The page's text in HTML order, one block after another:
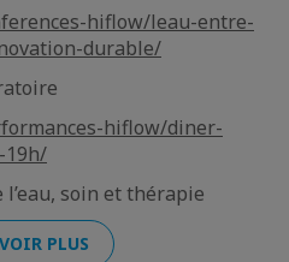
hiflow/leau-entre-
durable/
hiflow/diner-
19h/
soin et thérapie
PLUS